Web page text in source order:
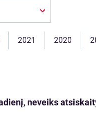
2021 2020
neveiks